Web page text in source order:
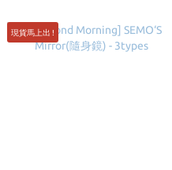
現貨馬上出 !